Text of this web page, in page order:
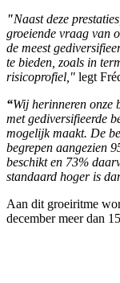
"Naast deze
groeiende vraag van
de meest
te bieden, zoals in
risicoprofiel," legt
“Wij herinneren onze
met gediversifieerde
mogelijk maakt. De
begrepen aangezien
beschikt en 73%
standaard hoger is
Aan dit groeiritme
december meer dan